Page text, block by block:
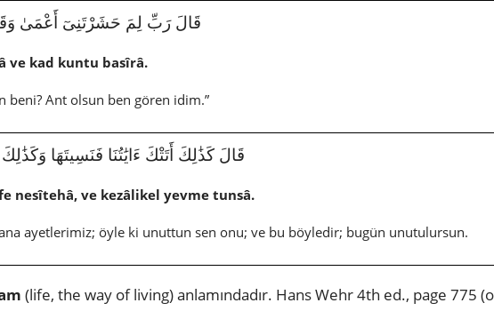
2471|20|125|قَالَ رَبِّ لِمَ حَشَرْتَنِىٓ
ve kad kuntu basîrâ.
beni? Ant olsun ben gören idim.”
2472|20|126|قَالَ كَذَٰلِكَ أَتَتْكَ ءَايَٰتُنَا فَنَسِيتَهَا
nesîtehâ, ve kezâlikel yevme tunsâ.
ayetlerimiz; öyle ki unuttun sen onu; ve bu böyledir; bugün unutulursun.
(life, the way of living) anlamındadır. Hans Wehr 4th ed., page 775